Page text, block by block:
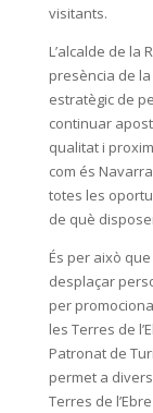
visitants.
L’alcalde de la
presència de
estratègic de
continuar
qualitat i
com és
totes les
de què
És per això
desplaçar
per
les Terres de
Patronat de
permet a
Terres de